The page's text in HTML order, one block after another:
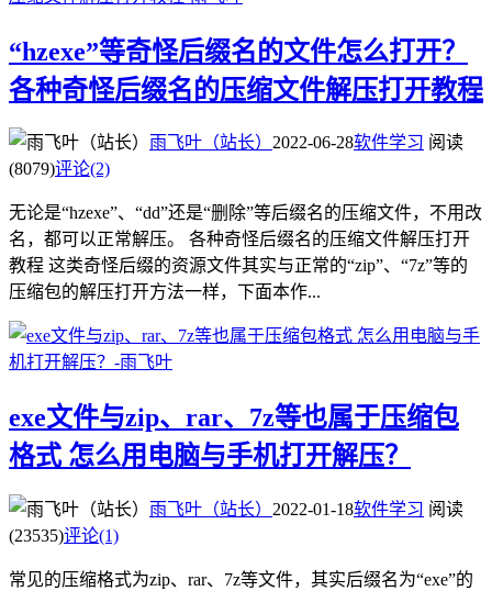
“hzexe”等奇怪后缀名的文件怎么打开？
各种奇怪后缀名的压缩文件解压打开教程
雨飞叶（站长） 2022-06-28软件学习 阅读
(8079)评论(2)
无论是“hzexe”、“dd”还是“删除”等后缀名的压缩文件，不用改
名，都可以正常解压。 各种奇怪后缀名的压缩文件解压打开
教程 这类奇怪后缀的资源文件其实与正常的“zip”、“7z”等的
压缩包的解压打开方法一样，下面本作...
exe文件与zip、rar、7z等也属于压缩包
格式 怎么用电脑与手机打开解压？
雨飞叶（站长） 2022-01-18软件学习 阅读
(23535)评论(1)
常见的压缩格式为zip、rar、7z等文件，其实后缀名为“exe”的